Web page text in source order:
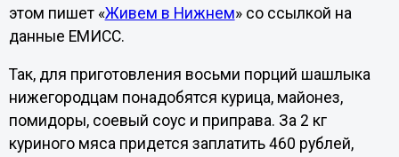
этом пишет «Живем в Нижнем» со ссылкой на
данные ЕМИСС.
Так, для приготовления восьми порций шашлыка
нижегородцам понадобятся курица, майонез,
помидоры, соевый соус и приправа. За 2 кг
куриного мяса придется заплатить 460 рублей,